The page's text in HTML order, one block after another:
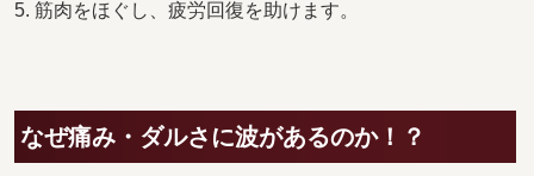
5. 筋肉をほぐし、疲労回復を助けます。
なぜ痛み・ダルさに波があるのか！？